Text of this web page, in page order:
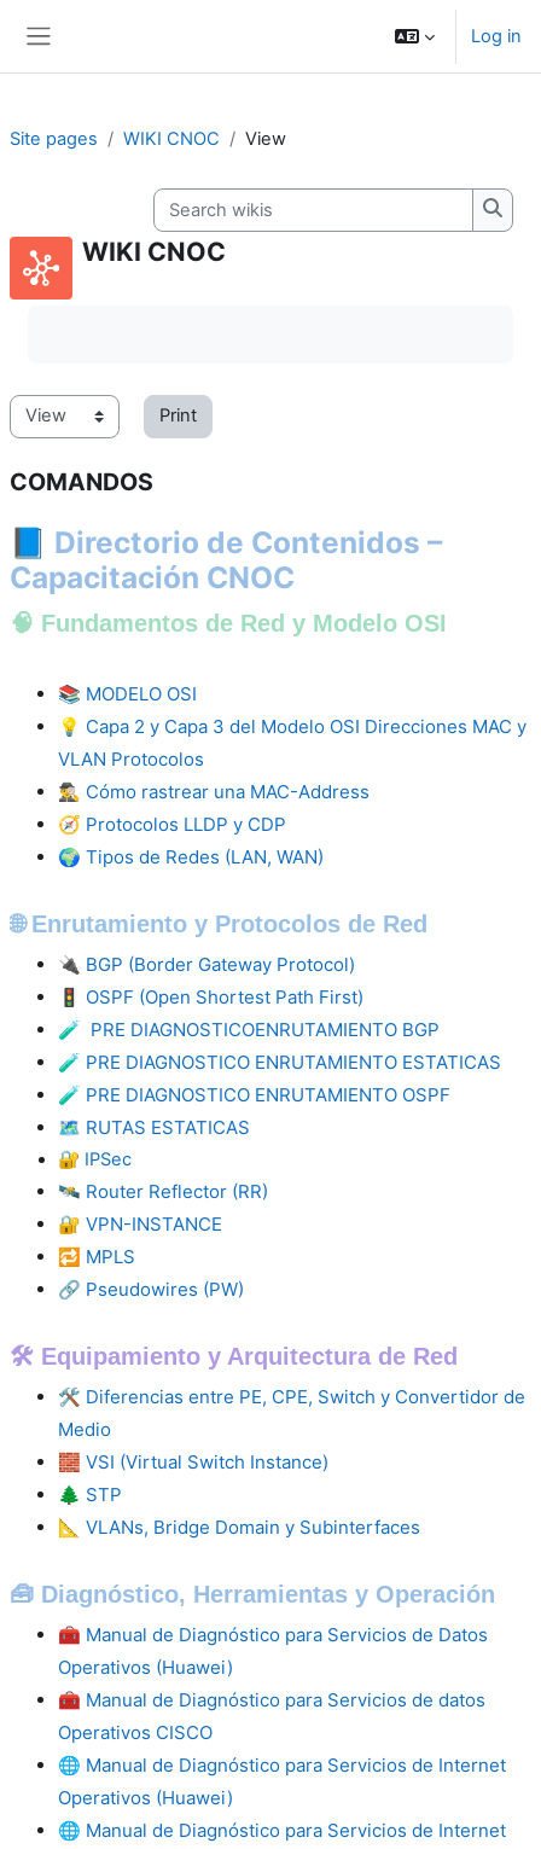
Log in
Site pages WIKI CNOC View
Search wikis
WIKI CNOC
Print
COMANDOS
📘 Directorio de Contenidos –
Capacitación CNOC
🧠 Fundamentos de Red y Modelo OSI
📚 MODELO OSI
💡 Capa 2 y Capa 3 del Modelo OSI Direcciones MAC y
VLAN Protocolos
🕵️‍♂️ Cómo rastrear una MAC-Address
🧭 Protocolos LLDP y CDP
🌍 Tipos de Redes (LAN, WAN)
🌐 Enrutamiento y Protocolos de Red
🔌 BGP (Border Gateway Protocol)
🚦 OSPF (Open Shortest Path First)
🧪 PRE DIAGNOSTICOENRUTAMIENTO BGP
🧪 PRE DIAGNOSTICO ENRUTAMIENTO ESTATICAS
🧪 PRE DIAGNOSTICO ENRUTAMIENTO OSPF
🗺️ RUTAS ESTATICAS
🔐 IPSec
🛰️ Router Reflector (RR)
🔐 VPN-INSTANCE
🔁 MPLS
🔗 Pseudowires (PW)
🛠️ Equipamiento y Arquitectura de Red
🛠️ Diferencias entre PE, CPE, Switch y Convertidor de
Medio
🧱 VSI (Virtual Switch Instance)
🌲 STP
📐 VLANs, Bridge Domain y Subinterfaces
🧰 Diagnóstico, Herramientas y Operación
🧰 Manual de Diagnóstico para Servicios de Datos
Operativos (Huawei)
🧰 Manual de Diagnóstico para Servicios de datos
Operativos CISCO
🌐 Manual de Diagnóstico para Servicios de Internet
Operativos (Huawei)
🌐 Manual de Diagnóstico para Servicios de Internet